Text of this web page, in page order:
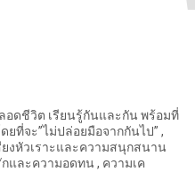
อดชีวิต เรียนรู้กันและกัน พร้อมที่
ที่จะ”ไม่ปล่อยมือจากกันไป” ,
งหัวเราะและความสนุกสนาน
และความอดทน , ความเค